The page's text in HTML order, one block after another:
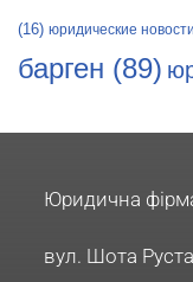
(16) юридические новости
барген (89)
Юридична
вул. Шота